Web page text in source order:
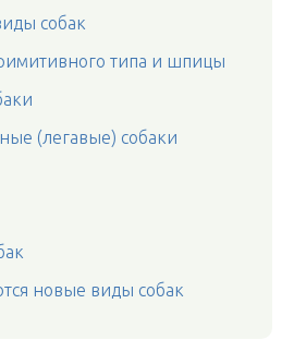
собак
типа и шпицы
(легавые) собаки
новые виды собак